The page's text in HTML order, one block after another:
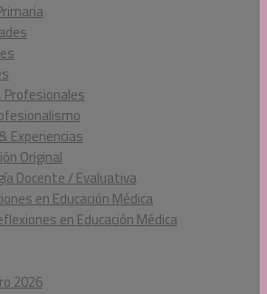
Experiencias
Original
Docente / Evaluativa
en Educación Médica
en Educación Médica
2026